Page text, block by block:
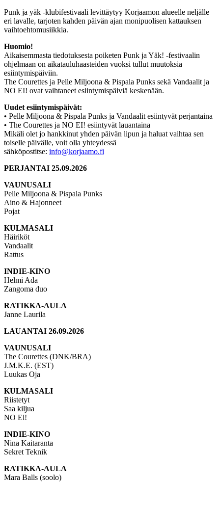
Punk ja yäk -klubifestivaali levittäytyy Korjaamon alueelle neljälle
eri lavalle, tarjoten kahden päivän ajan monipuolisen kattauksen
vaihtoehtomusiikkia.
Huomio!
Aikaisemmasta tiedotuksesta poiketen Punk ja Yäk! -festivaalin
ohjelmaan on aikatauluhaasteiden vuoksi tullut muutoksia
esiintymispäiviin.
The Courettes ja Pelle Miljoona & Pispala Punks sekä Vandaalit ja
NO EI! ovat vaihtaneet esiintymispäiviä keskenään.
Uudet esiintymispäivät:
• Pelle Miljoona & Pispala Punks ja Vandaalit esiintyvät perjantaina
• The Courettes ja NO EI! esiintyvät lauantaina
Mikäli olet jo hankkinut yhden päivän lipun ja haluat vaihtaa sen
toiselle päivälle, voit olla yhteydessä
sähköpostitse: info@korjaamo.fi
PERJANTAI 25.09.2026
VAUNUSALI
Pelle Miljoona & Pispala Punks
Aino & Hajonneet
Pojat
KULMASALI
Häiriköt
Vandaalit
Rattus
INDIE-KINO
Helmi Ada
Zangoma duo
RATIKKA-AULA
Janne Laurila
LAUANTAI 26.09.2026
VAUNUSALI
The Courettes (DNK/BRA)
J.M.K.E. (EST)
Luukas Oja
KULMASALI
Riistetyt
Saa kiljua
NO El!
INDIE-KINO
Nina Kaitaranta
Sekret Teknik
RATIKKA-AULA
Mara Balls (soolo)